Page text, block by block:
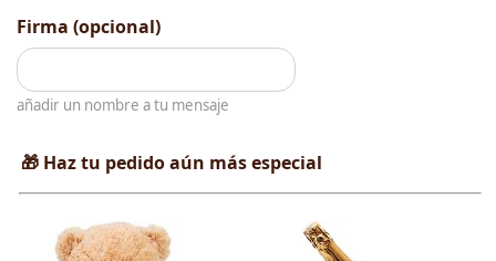
Firma (opcional)
añadir un nombre a tu mensaje
🎁 Haz tu pedido aún más especial